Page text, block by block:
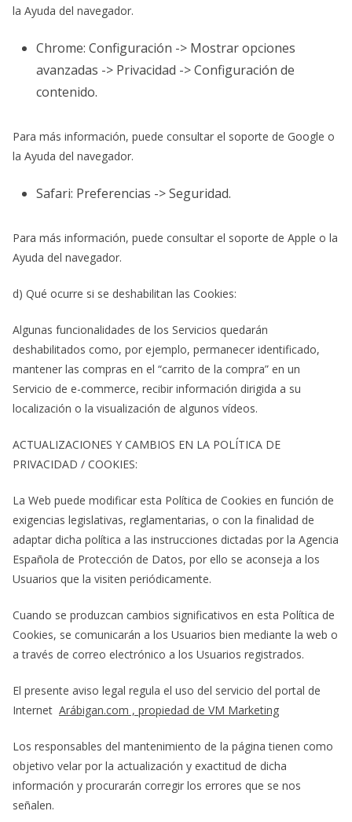
la Ayuda del navegador.
Chrome: Configuración -> Mostrar opciones
avanzadas -> Privacidad -> Configuración de
contenido.
Para más información, puede consultar el soporte de Google o
la Ayuda del navegador.
Safari: Preferencias -> Seguridad.
Para más información, puede consultar el soporte de Apple o la
Ayuda del navegador.
d) Qué ocurre si se deshabilitan las Cookies:
Algunas funcionalidades de los Servicios quedarán
deshabilitados como, por ejemplo, permanecer identificado,
mantener las compras en el “carrito de la compra” en un
Servicio de e-commerce, recibir información dirigida a su
localización o la visualización de algunos vídeos.
ACTUALIZACIONES Y CAMBIOS EN LA POLÍTICA DE
PRIVACIDAD / COOKIES:
La Web puede modificar esta Política de Cookies en función de
exigencias legislativas, reglamentarias, o con la finalidad de
adaptar dicha política a las instrucciones dictadas por la Agencia
Española de Protección de Datos, por ello se aconseja a los
Usuarios que la visiten periódicamente.
Cuando se produzcan cambios significativos en esta Política de
Cookies, se comunicarán a los Usuarios bien mediante la web o
a través de correo electrónico a los Usuarios registrados.
El presente aviso legal regula el uso del servicio del portal de
Internet Arábigan.com , propiedad de VM Marketing
Los responsables del mantenimiento de la página tienen como
objetivo velar por la actualización y exactitud de dicha
información y procurarán corregir los errores que se nos
señalen.